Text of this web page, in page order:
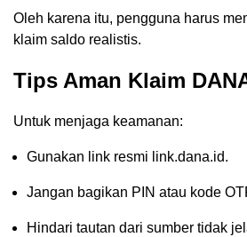
Oleh karena itu, pengguna harus
klaim saldo realistis.
Tips Aman Klaim
Untuk menjaga keamanan:
Gunakan link resmi link.dana.id.
Jangan bagikan PIN atau kode
Hindari tautan dari sumber tidak